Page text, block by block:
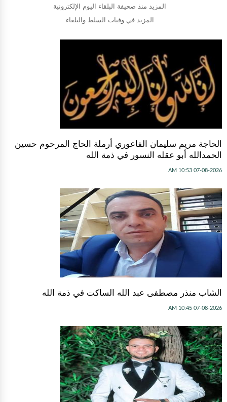
المزيد منذ صحيفة البلقاء اليوم الإلكترونية
المزيد في وفيات السلط والبلقاء
الحاجة مريم سليمان الفاعوري أرملة الحاج المرحوم حسين
الحمدالله أبو عقله النسور في ذمة الله
07-08-2026 10:53 AM
الشاب منذر مصطفى عبد الله الساكت في ذمة الله
07-08-2026 10:45 AM